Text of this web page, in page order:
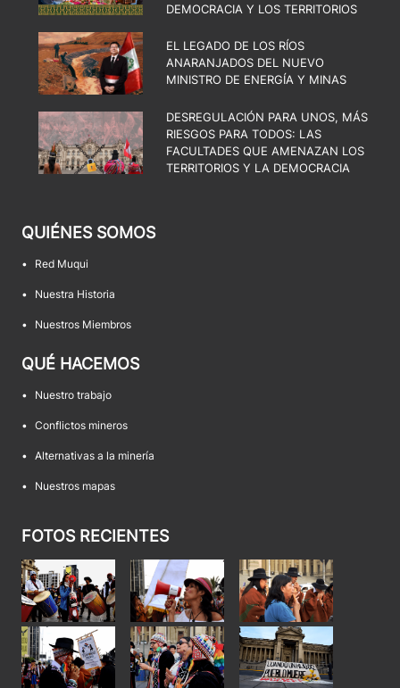
DEMOCRACIA Y LOS TERRITORIOS
EL LEGADO DE LOS RÍOS
ANARANJADOS DEL NUEVO
MINISTRO DE ENERGÍA Y MINAS
DESREGULACIÓN PARA UNOS, MÁS
RIESGOS PARA TODOS: LAS
FACULTADES QUE AMENAZAN LOS
TERRITORIOS Y LA DEMOCRACIA
QUIÉNES SOMOS
• Red Muqui
• Nuestra Historia
• Nuestros Miembros
QUÉ HACEMOS
• Nuestro trabajo
• Conflictos mineros
• Alternativas a la minería
• Nuestros mapas
FOTOS RECIENTES